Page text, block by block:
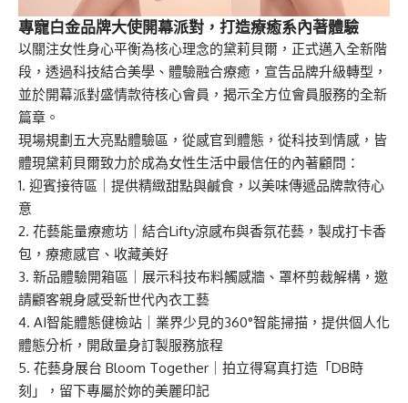
專寵白金品牌大使開幕派對，打造療癒系內著體驗
以關注女性身心平衡為核心理念的黛莉貝爾，正式邁入全新階
段，透過科技結合美學、體驗融合療癒，宣告品牌升級轉型，
並於開幕派對盛情款待核心會員，揭示全方位會員服務的全新
篇章。
現場規劃五大亮點體驗區，從感官到體態，從科技到情感，皆
體現黛莉貝爾致力於成為女性生活中最信任的內著顧問：
1. 迎賓接待區｜提供精緻甜點與鹹食，以美味傳遞品牌款待心
意
2. 花藝能量療癒坊｜結合Lifty涼感布與香氛花藝，製成打卡香
包，療癒感官、收藏美好
3. 新品體驗開箱區｜展示科技布料觸感牆、罩杯剪裁解構，邀
請顧客親身感受新世代內衣工藝
4. AI智能體態健檢站｜業界少見的360°智能掃描，提供個人化
體態分析，開啟量身訂製服務旅程
5. 花藝身展台 Bloom Together｜拍立得寫真打造「DB時
刻」，留下專屬於妳的美麗印記